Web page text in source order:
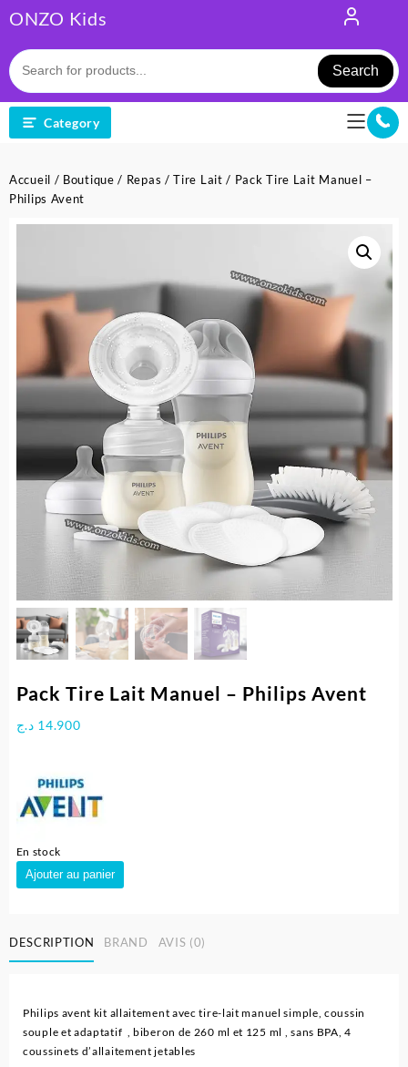
to
content
ONZO Kids
Search
Category
Accueil / Boutique / Repas /Tire Lait / Pack Tire Lait Manuel –
Philips Avent
Pack Tire Lait Manuel – Philips Avent
14.900 د.ج
En stock
quantité
de
Lait
Manuel
Avent
Ajouter au panier
DESCRIPTION BRAND AVIS (0)
Philips avent kit allaitement avec tire-lait manuel simple, coussin
souple et adaptatif , biberon de 260 ml et 125 ml , sans BPA, 4
coussinets d’allaitement jetables